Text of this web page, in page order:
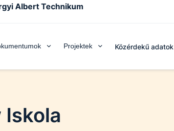
Albert Technikum
Projektek Közérdekű adatok